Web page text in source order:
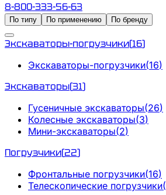
8-800-333-56-63
По типу По применению По бренду
Экскаваторы-погрузчики(16)
Экскаваторы-погрузчики(16)
Экскаваторы(31)
Гусеничные экскаваторы(26)
Колесные экскаваторы(3)
Мини-экскаваторы(2)
Погрузчики(22)
Фронтальные погрузчики(16)
Телескопические погрузчики(